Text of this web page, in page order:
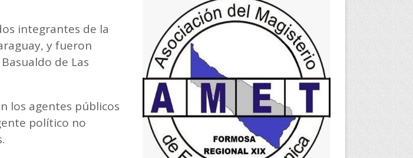
integrantes de la
y fueron
de Las
los agentes públicos
político no